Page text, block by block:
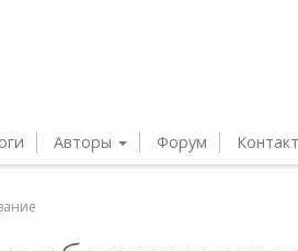
Авторы Форум